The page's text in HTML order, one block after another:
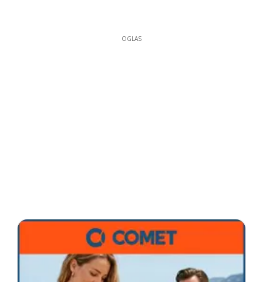
OGLAS